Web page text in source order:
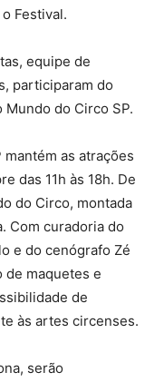
Festival.
equipe de
participaram do
do Circo SP.
as atrações
das 11h às 18h. De
do Circo, montada
Com curadoria do
e do cenógrafo Zé
de maquetes e
de
às artes circenses.
serão